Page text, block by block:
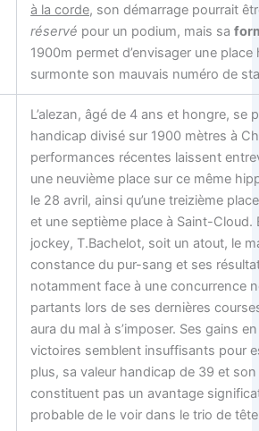
à la corde, son démarrage pourrait
réservé pour un podium, mais sa
1900m permet d’envisager une
surmonte son mauvais numéro de
L’alezan, âgé de 4 ans et hongre, se
handicap divisé sur 1900 mètres à
performances récentes laissent
une neuvième place sur ce même
le 28 avril, ainsi qu’une treizième
et une septième place à Saint-Cloud.
jockey, T.Bachelot, soit un atout, le
constance du pur-sang et ses
notamment face à une concurrence
partants lors de ses dernières
aura du mal à s’imposer. Ses gains
victoires semblent insuffisants pour
plus, sa valeur handicap de 39 et
constituent pas un avantage
probable de le voir dans le trio de